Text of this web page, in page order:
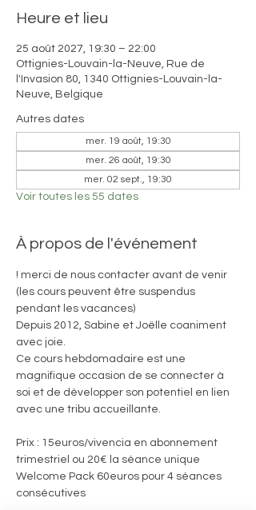
Heure et lieu
25 août 2027, 19:30 – 22:00
Ottignies-Louvain-la-Neuve, Rue de
l'Invasion 80, 1340 Ottignies-Louvain-la-
Neuve, Belgique
Autres dates
mer. 19 août, 19:30
mer. 26 août, 19:30
mer. 02 sept., 19:30
Voir toutes les 55 dates
À propos de l'événement
! merci de nous contacter avant de venir
(les cours peuvent être suspendus
pendant les vacances)
Depuis 2012, Sabine et Joëlle coaniment
avec joie.
Ce cours hebdomadaire est une
magnifique occasion de se connecter à
soi et de développer son potentiel en lien
avec une tribu accueillante.
Prix : 15euros/vivencia en abonnement
trimestriel ou 20€ la séance unique
Welcome Pack 60euros pour 4 séances
consécutives